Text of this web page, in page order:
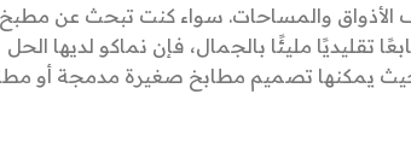
الأذواق والمساحات. سواء كنت تبحث عن مطبخ
مليئًا بالجمال، فإن نماكو لديها الحل
يمكنها تصميم مطابخ صغيرة مدمجة أو